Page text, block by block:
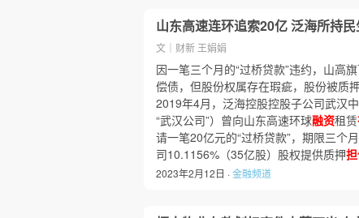
山东高速连环追索20亿 泛海所持
文｜财新 王娟娟
因一笔三个月的“过桥贷款”违约，山高
偿债，但股份权属存在瑕疵，股份被质
2019年4月，泛海控股控股子公司武汉
“武汉公司”）曾向山东高速环球融资租赁
请一笔20亿元的“过桥贷款”，期限三个
司10.1156%（35亿股）股权提供质押
2023年2月12日 ·金融频道